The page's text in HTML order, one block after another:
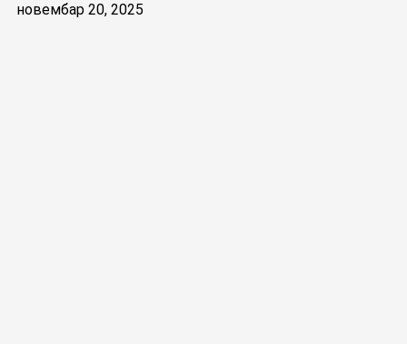
новембар 20, 2025